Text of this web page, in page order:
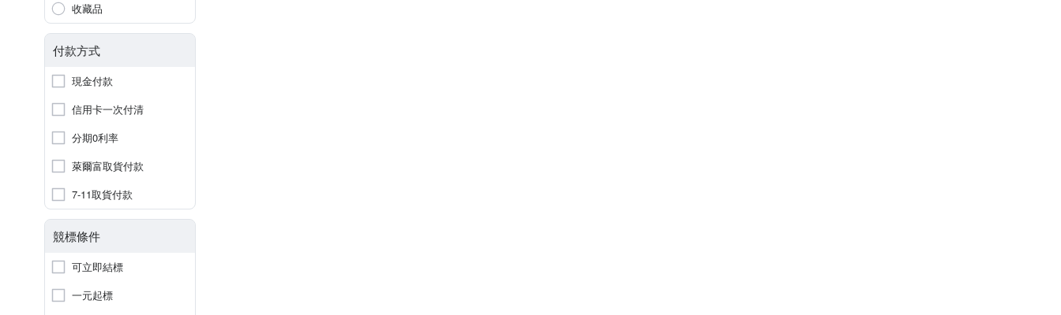
收藏品
付款方式
現金付款
信用卡一次付清
分期0利率
萊爾富取貨付款
7-11取貨付款
競標條件
可立即結標
一元起標